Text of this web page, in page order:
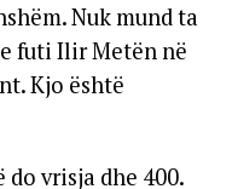
Nuk mund ta
futi Ilir Metën në
Kjo është
vrisja dhe 400.